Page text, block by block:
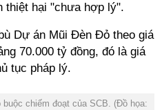
thiệt hại "chưa hợp lý".
Dự án Mũi Đèn Đỏ theo giá
70.000 tỷ đồng, đó là giá
tục pháp lý.
chiếm đoạt của SCB. (Đồ họa: